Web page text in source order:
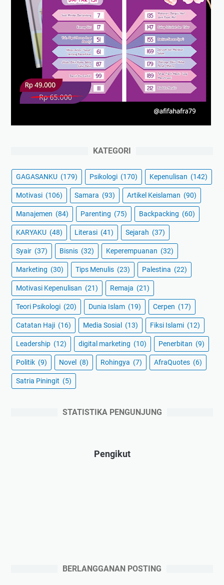
KATEGORI
GAGASANKU (179) Psikologi (170) Kepenulisan (142)
Motivasi (106) Samara (93) Artikel Keislaman (90)
Manajemen (84) Parenting (75) Backpacking (60)
KARYAKU (48) Literasi (41) Sejarah (37)
Syair (37) Bisnis (32) Keperempuanan (32)
Marketing (30) Tips Menulis (23) Palestina (22)
Motivasi Kepenulisan (21) Remaja (21)
Teori Psikologi (20) Dunia Islam (19) Cerpen (17)
Catatan Haji (16) Media Sosial (13) Fiksi Islami (12)
Leadership (12) digital marketing (10) Penerbitan (9)
Politik (9) Novel (8) Rohingya (7) AfraQuotes (6)
Satria Piningit (5)
STATISTIKA PENGUNJUNG
Pengikut
BERLANGGANAN POSTING